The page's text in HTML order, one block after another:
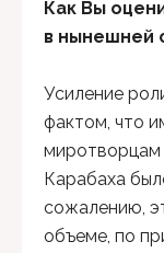
Как Вы
в нынешней
Усиление
фактом, что
миротворцам
Карабаха
сожалению,
объеме, по